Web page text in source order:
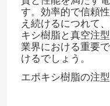
投げるエポキシ樹脂
エポキシ樹脂治癒代
す。効率的で信頼
え続けるにつれて
キシ樹脂と真空注
業界における重要
けるでしょう。
エポキシ樹脂の注型